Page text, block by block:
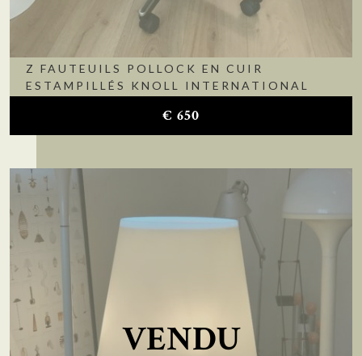
Z FAUTEUILS POLLOCK EN CUIR
ESTAMPILLÉS KNOLL INTERNATIONAL
€ 650
VENDU